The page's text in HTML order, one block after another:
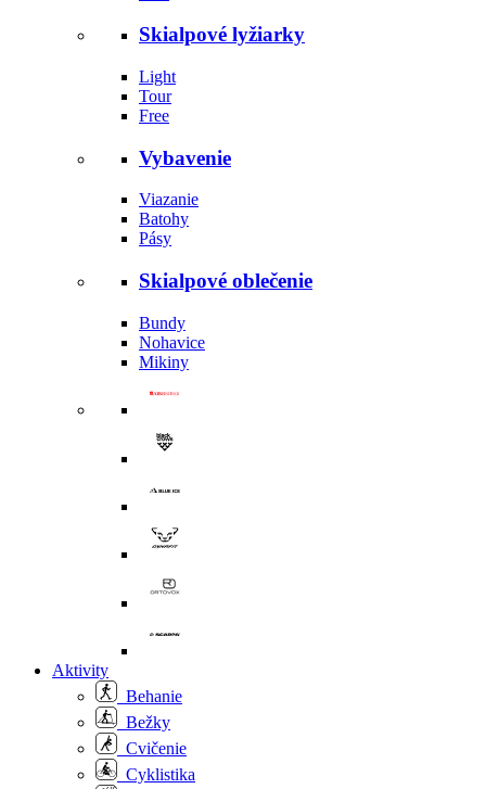
Skialpové lyžiarky
Light
Tour
Free
Vybavenie
Viazanie
Batohy
Pásy
Skialpové oblečenie
Bundy
Nohavice
Mikiny
Aktivity
Behanie
Bežky
Cvičenie
Cyklistika